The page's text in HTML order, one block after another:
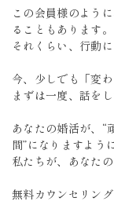
この会員様のよう
ることもあります。
それくらい、行動
今、少しでも「変
まずは一度、話を
あなたの婚活が、“
間”になりますように
私たちが、あなた
無料カウンセリン